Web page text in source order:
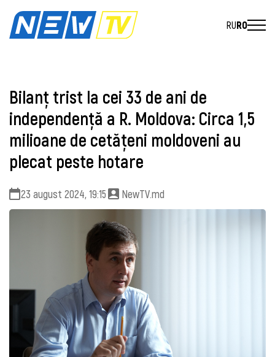
RURO
Bilanț trist la cei 33 de ani de
independență a R. Moldova: Circa 1,5
milioane de cetățeni moldoveni au
plecat peste hotare
23 august 2024, 19:15 NewTV.md